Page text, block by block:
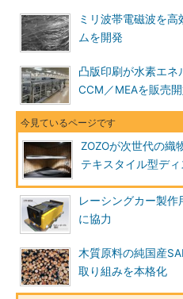
ミリ波帯電磁波を
ムを開発
凸版印刷が水素エネ
CCM／MEAを販売
ZOZOが次世代の織
テキスタイル型デ
レーシングカー製
に協力
木質原料の純国産
取り組みを本格化